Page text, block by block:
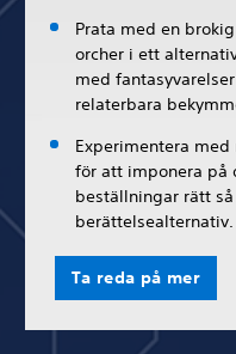
Prata med en
orcher i ett
med
relaterbara
Experimentera
för att imponera på
beställningar rätt
berättelsealternativ.
Ta reda på mer